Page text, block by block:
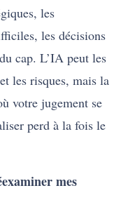
les
les décisions
cap. L’IA peut les
les risques, mais la
votre jugement se
perd à la fois le
mes